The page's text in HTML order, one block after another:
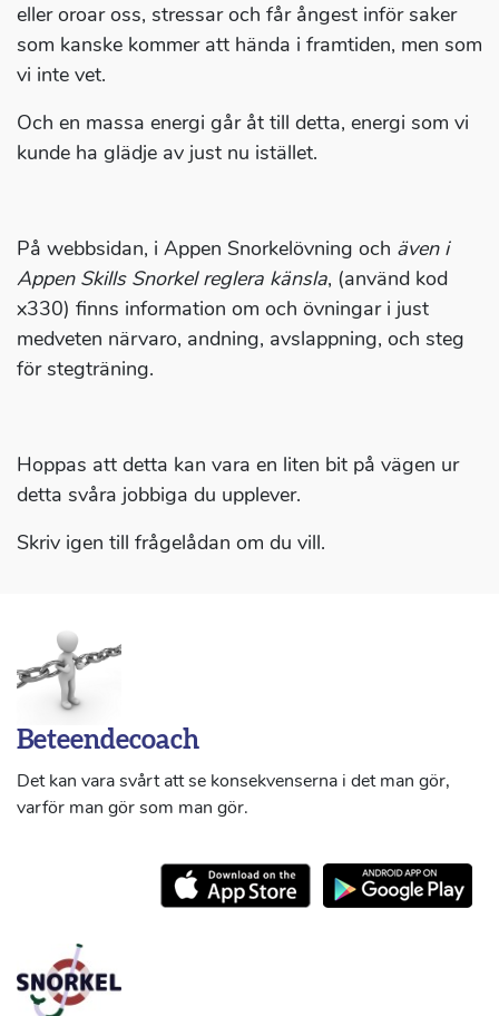
eller oroar oss, stressar och får ångest inför saker
som kanske kommer att hända i framtiden, men som
vi inte vet.
Och en massa energi går åt till detta, energi som vi
kunde ha glädje av just nu istället.
På webbsidan, i Appen Snorkelövning och även i
Appen Skills Snorkel reglera känsla, (använd kod
x330) finns information om och övningar i just
medveten närvaro, andning, avslappning, och steg
för stegträning.
Hoppas att detta kan vara en liten bit på vägen ur
detta svåra jobbiga du upplever.
Skriv igen till frågelådan om du vill.
Beteendecoach
Det kan vara svårt att se konsekvenserna i det man gör,
varför man gör som man gör.